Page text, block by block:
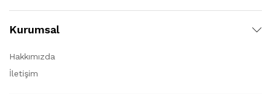
Kurumsal
Hakkımızda
İletişim